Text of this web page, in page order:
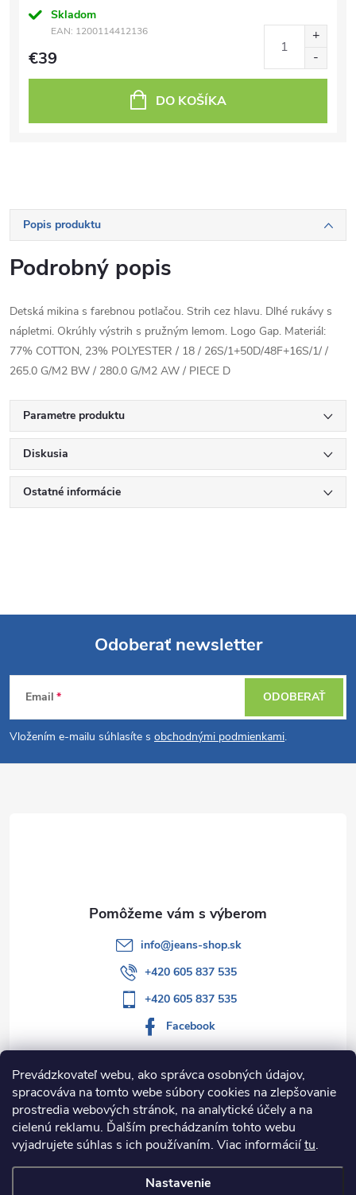
Prevádzkovateľ webu, ako správca osobných údajov,
spracováva na tomto webe súbory cookies na zlepšovanie
prostredia webových stránok, na analytické účely a na
cielenú reklamu. Ďalším prechádzaním tohto webu
vyjadrujete súhlas s ich používaním. Viac informáciítu.
Nastavenie
Skladom
EAN: 1200114412136
€39
DO KOŠÍKA
Popis produktu
Podrobný popis
Detská mikina s farebnou potlačou. Strih cez hlavu. Dlhé rukávy s
nápletmi. Okrúhly výstrih s pružným lemom. Logo Gap. Materiál:
77% COTTON, 23% POLYESTER / 18 / 26S/1+50D/48F+16S/1/ /
265.0 G/M2 BW / 280.0 G/M2 AW / PIECE D
Parametre produktu
Diskusia
Ostatné informácie
Z
á
p
Odoberať newsletter
Email
Vložením e-mailu súhlasíte s obchodnými podmienkami.
ODOBERAŤ
Informácie pre vás
Kategórie
info@jeans-shop.sk
+420 605 837 535
+420 605 837 535
Facebook